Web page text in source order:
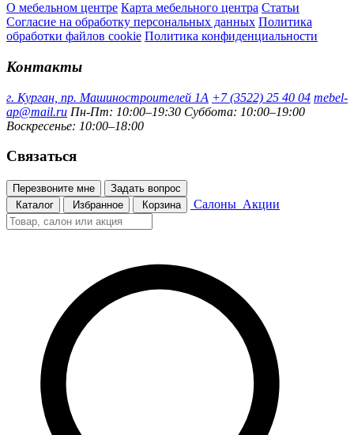
О мебельном центре Карта мебельного центра Статьи
Согласие на обработку персональных данных Политика
обработки файлов cookie Политика конфиденциальности
Контакты
г. Курган, пр. Машиностроителей 1А +7 (3522) 25 40 04 mebel-
ap@mail.ru Пн-Пт: 10:00–19:30 Суббота: 10:00–19:00
Воскресенье: 10:00–18:00
Связаться
Перезвоните мне
Задать вопрос
Каталог
Избранное Корзина Салоны Акции